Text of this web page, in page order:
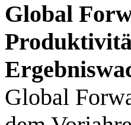
Global
Global